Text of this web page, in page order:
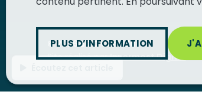
© 2026BGC Canada
Site réalisé parInnermost Digital
PLUS D’INFORMATION